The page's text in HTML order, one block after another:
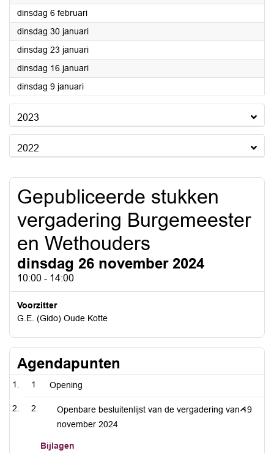
dinsdag 6 februari2024
dinsdag 30 januari2024
dinsdag 23 januari2024
dinsdag 16 januari2024
dinsdag 9 januari2024
2023
2022
Gepubliceerde stukken
vergadering Burgemeester
en Wethouders
dinsdag 26 november 2024
10:00 - 14:00
Voorzitter
G.E. (Gido) Oude Kotte
Agendapunten
1 Opening
2
Openbare besluitenlijst van de vergadering van 19
november 2024
Bijlagen